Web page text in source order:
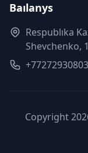
Baılanys
Respublıka
Shevchenko,
+77272930803
Copyright